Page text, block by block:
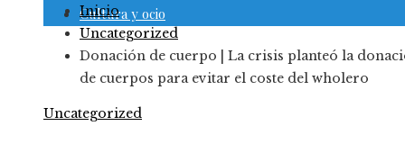
Cultura y ocio
Inicio
Uncategorized
Donación de cuerpo | La crisis planteó la
de cuerpos para evitar el coste del wholero
Uncategorized